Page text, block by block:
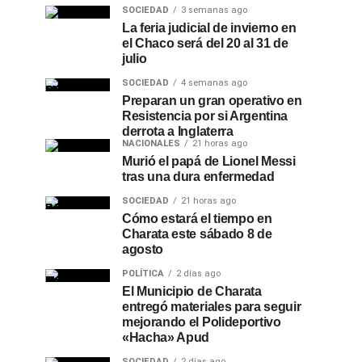
SOCIEDAD 3 semanas ago
La feria judicial de invierno en
el Chaco será del 20 al 31 de
julio
SOCIEDAD 4 semanas ago
Preparan un gran operativo en
Resistencia por si Argentina
derrota a Inglaterra
NACIONALES 21 horas ago
Murió el papá de Lionel Messi
tras una dura enfermedad
SOCIEDAD 21 horas ago
Cómo estará el tiempo en
Charata este sábado 8 de
agosto
POLÍTICA 2 días ago
El Municipio de Charata
entregó materiales para seguir
mejorando el Polideportivo
«Hacha» Apud